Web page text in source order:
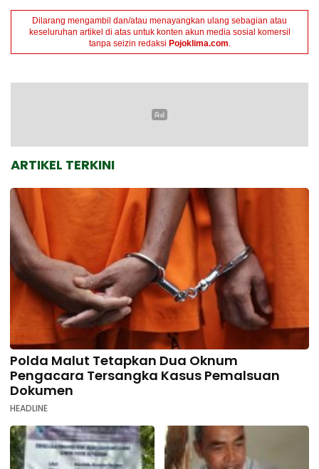
Dilarang mengambil dan/atau menayangkan ulang sebagian atau
keseluruhan artikel di atas untuk konten akun media sosial komersil
tanpa seizin redaksi Pojoklima.com.
ARTIKEL TERKINI
Polda Malut Tetapkan Dua Oknum
Pengacara Tersangka Kasus Pemalsuan
Dokumen
HEADLINE